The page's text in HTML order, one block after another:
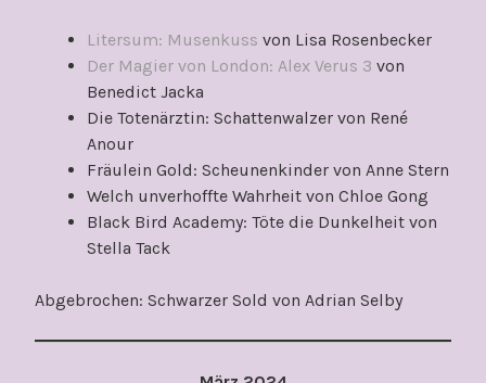
Litersum: Musenkuss von Lisa Rosenbecker
Der Magier von London: Alex Verus 3 von
Benedict Jacka
Die Totenärztin: Schattenwalzer von René
Anour
Fräulein Gold: Scheunenkinder von Anne Stern
Welch unverhoffte Wahrheit von Chloe Gong
Black Bird Academy: Töte die Dunkelheit von
Stella Tack
Abgebrochen: Schwarzer Sold von Adrian Selby